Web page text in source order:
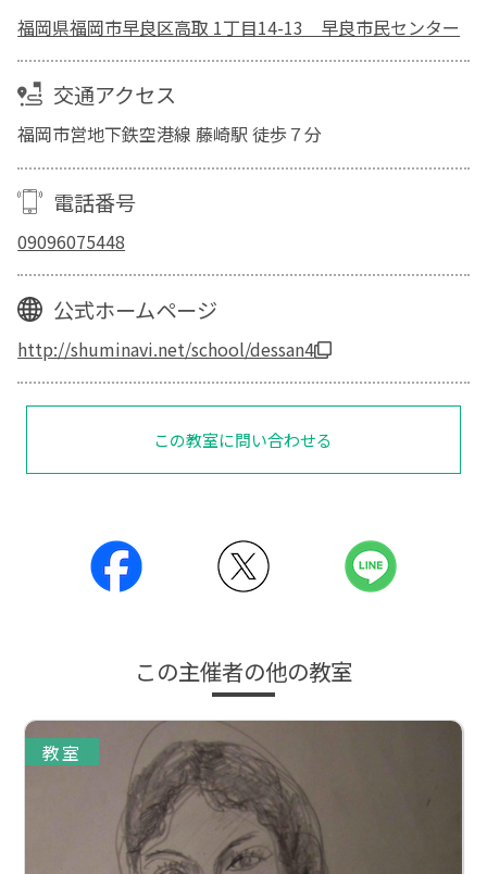
福岡県福岡市早良区高取 1丁目14-13 早良市民センター
交通アクセス
福岡市営地下鉄空港線 藤崎駅 徒歩７分
電話番号
09096075448
公式ホームページ
http://shuminavi.net/school/dessan4
この教室に問い合わせる
この主催者の他の教室
教室